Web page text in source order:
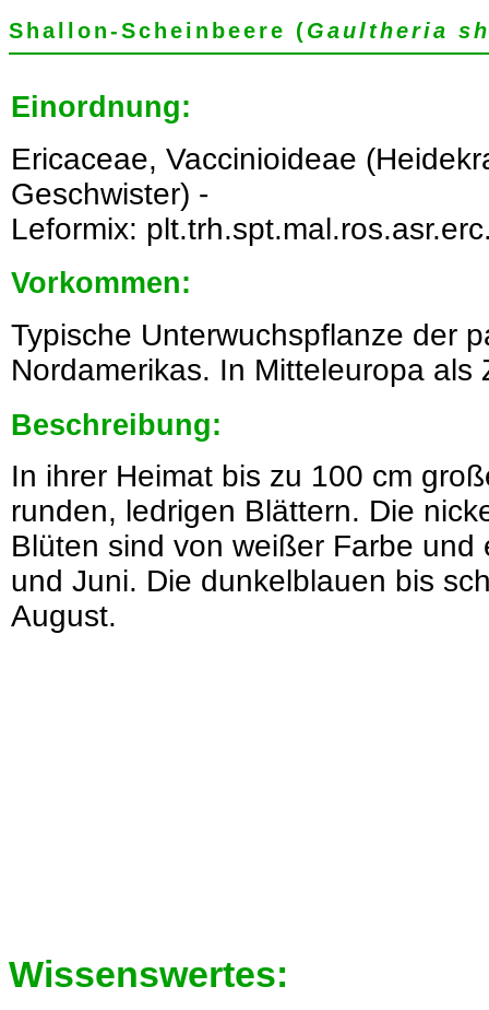
Shallon-Scheinbeere (Gaultheria
Einordnung:
Ericaceae, Vaccinioideae
Geschwister) -
Leformix:
Vorkommen:
Typische Unterwuchspflanze der
Nordamerikas. In Mitteleuropa als
Beschreibung:
In ihrer Heimat bis zu 100 cm
runden, ledrigen Blättern. Die
Blüten sind von weißer Farbe und
und Juni. Die dunkelblauen bis
August.
Wissenswertes: